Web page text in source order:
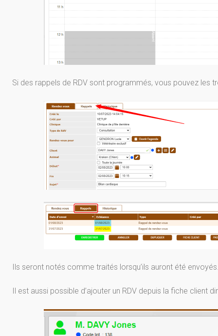
Si des rappels de RDV sont programmés, vous pouvez les
Ils seront notés comme traités lorsqu’ils auront été
Il est aussi possible d’ajouter un RDV depuis la fiche client